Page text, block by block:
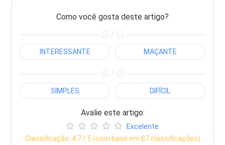
Como você gosta deste artigo?
/
INTERESSANTE MAÇANTE
/
SIMPLES DIFÍCIL
Avalie este artigo:
Excelente
Classificação: 4.7/ 5 (com base em 87classificações)